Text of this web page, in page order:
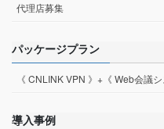
代理店募集
パッケージプラン
《 CNLINK VPN 》+《 Web会議
導入事例